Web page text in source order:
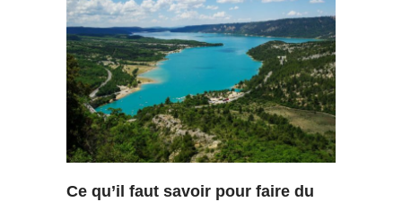
Ce qu’il faut savoir pour faire du